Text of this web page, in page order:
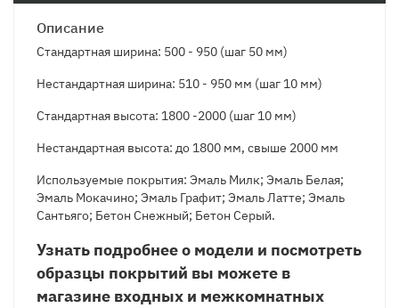
Описание
Стандартная ширина: 500 - 950 (шаг 50 мм)
Нестандартная ширина: 510 - 950 мм (шаг 10 мм)
Стандартная высота: 1800 -2000 (шаг 10 мм)
Нестандартная высота: до 1800 мм, свыше 2000 мм
Используемые покрытия: Эмаль Милк; Эмаль Белая;
Эмаль Мокачино; Эмаль Графит; Эмаль Латте; Эмаль
Сантьяго; Бетон Снежный; Бетон Серый.
Узнать подробнее о модели и посмотреть
образцы покрытий вы можете в
магазине входных и межкомнатных